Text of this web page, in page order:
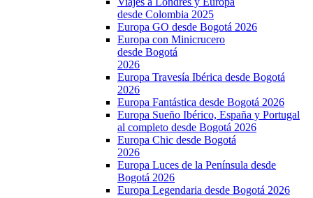
desde Colombia 2025
Europa GO desde Bogotá 2026
Europa con Minicrucero
desde Bogotá
2026
Europa Travesía Ibérica desde Bogotá
2026
Europa Fantástica desde Bogotá 2026
Europa Sueño Ibérico, España y Portugal
al completo desde Bogotá 2026
Europa Chic desde Bogotá
2026
Europa Luces de la Península desde
Bogotá 2026
Europa Legendaria desde Bogotá 2026